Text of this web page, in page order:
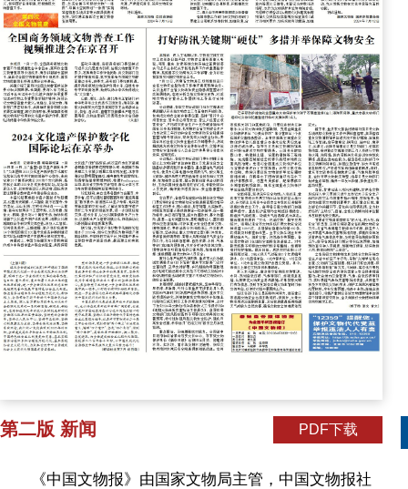
第二版 新闻 PDF下载
《中国文物报》由国家文物局主管，中国文物报社